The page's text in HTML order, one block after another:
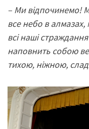
– Ми відпочинемо!
все небо в
всі наші
наповнить собою
тихою, ніжною,